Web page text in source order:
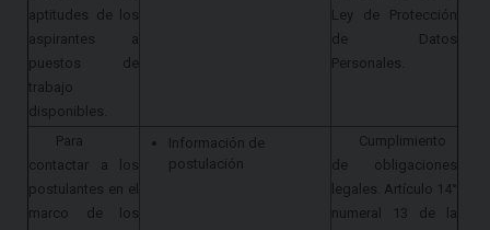
aptitudes de los
aspirantes a
puestos de
trabajo
disponibles.
Ley de Protección
de Datos
Personales.
Para
contactar a los
postulantes en el
marco de los
Información de
postulación
Cumplimiento
de obligaciones
legales. Artículo 14°
numeral 13 de la